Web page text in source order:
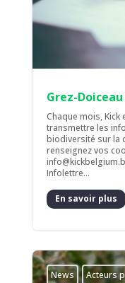
Grez-
Chaque mois,
transmettre les
biodiversité sur la
renseignez vos
Infolettre...
En savoir plus
News Acteurs